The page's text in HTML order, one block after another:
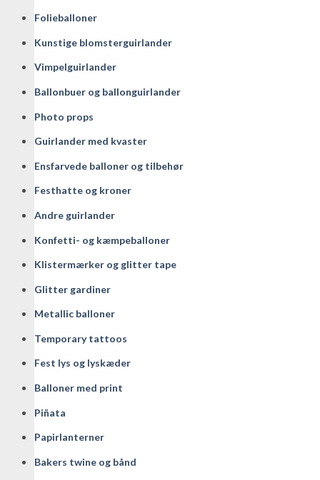
Folieballoner
Kunstige blomsterguirlander
Vimpelguirlander
Ballonbuer og ballonguirlander
Photo props
Guirlander med kvaster
Ensfarvede balloner og tilbehør
Festhatte og kroner
Andre guirlander
Konfetti- og kæmpeballoner
Klistermærker og glitter tape
Glitter gardiner
Metallic balloner
Temporary tattoos
Fest lys og lyskæder
Balloner med print
Piñata
Papirlanterner
Bakers twine og bånd